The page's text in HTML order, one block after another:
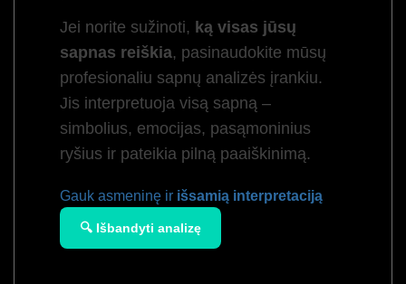
Jei norite sužinoti, ką visas jūsų
sapnas reiškia, pasinaudokite mūsų
profesionaliu sapnų analizės įrankiu.
Jis interpretuoja visą sapną –
simbolius, emocijas, pasąmoninius
ryšius ir pateikia pilną paaiškinimą.
Gauk asmeninę ir išsamią interpretaciją
🔍 Išbandyti analizę